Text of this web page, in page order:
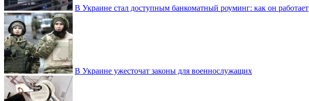
В Украине стал доступным банкоматный роуминг: как он работает
В Украине ужесточат законы для военнослужащих